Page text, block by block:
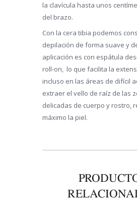
la clavícula hasta unos
del brazo.
Con la cera tibia podemos
depilación de forma suave y
aplicación es con espátula
roll-on, lo que facilita la
incluso en las áreas de difícil
extraer el vello de raíz de las
delicadas de cuerpo y rostro,
máximo la piel.